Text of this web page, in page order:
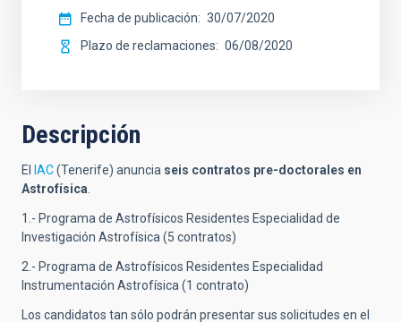
Fecha de publicación
30/07/2020
Plazo de reclamaciones
06/08/2020
Descripción
El IAC(Tenerife) anuncia seis contratos pre-doctorales en
Astrofísica
1.- Programa de Astrofísicos Residentes Especialidad de
Investigación Astrofísica (5 contratos)
2.- Programa de Astrofísicos Residentes Especialidad
Instrumentación Astrofísica (1 contrato)
Los candidatos tan sólo podrán presentar sus solicitudes en el